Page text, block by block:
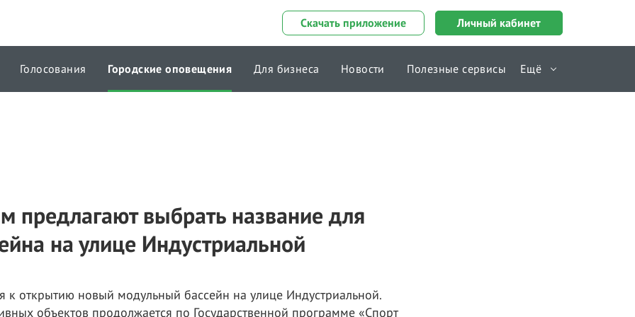
Скачать приложение Личный кабинет
Голосования Городские оповещения Для бизнеса Новости Полезные сервисы Ещё
предлагают выбрать название для
на улице Индустриальной
к открытию новый модульный бассейн на улице Индустриальной.
объектов продолжается по Государственной программе «Спорт